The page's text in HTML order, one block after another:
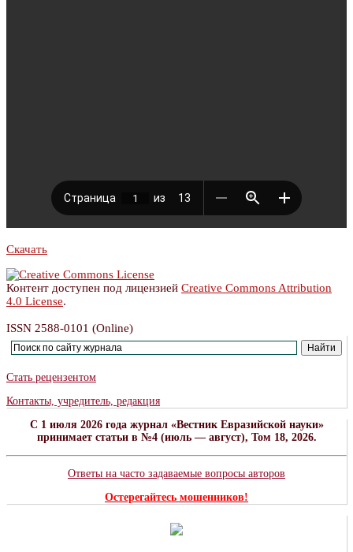
Скачать
Контент доступен под лицензией Creative Commons Attribution
4.0 License.
ISSN 2588-0101 (Online)
Стать рецензентом
Контакты, учредитель, редакция
C 1 июля 2026 года журнал «Вестник Евразийской науки»
принимает статьи в №4 (июль — август), Том 18, 2026.
Ответы на часто задаваемые вопросы авторов
Остерегайтесь мошенников!